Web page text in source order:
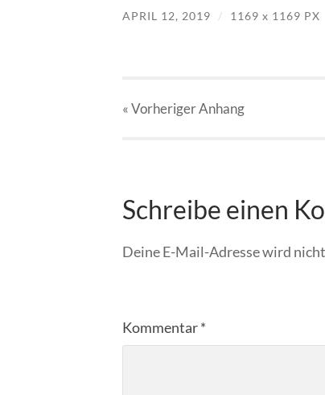
APRIL 12, 2019 / 1169 x 1169 PX
« VorherigerAnhang
Schreibe einen
Deine E-Mail-Adresse wird
Kommentar*